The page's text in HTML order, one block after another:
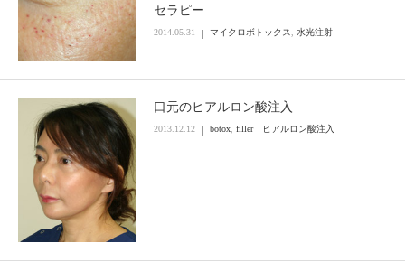
セラピー
2014.05.31 マイクロボトックス 水光注射
口元のヒアルロン酸注入
2013.12.12 botox filler ヒアルロン酸注入